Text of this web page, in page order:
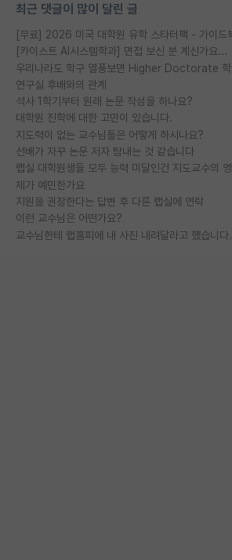
최근 댓글이 많이 달린 글
[카이스트 AI시스템학과] 면접 보신 분 계신가요...
연구실 후배와의 관계
석사 1학기부터 원래 논문 작성을 하나요?
대학원 진학에 대한 고민이 있습니다.
지도력이 없는 교수님들은 어떻게 하시나요?
선배가 자꾸 논문 저자 탐내는 것 같습니다
제가 예민한가요
지원을 권장한다는 답변 후 다른 랩실에 연락
이런 교수님은 어떤가요?
교수님한테 랩홈피에 내 사진 내려달라고 했습니다.